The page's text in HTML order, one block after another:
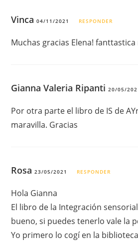
Vinca04/11/2021 RESPONDER
Muchas gracias Elena!
Gianna Valeria Ripanti20/05/
Por otra parte el libro de IS de
maravilla. Gracias
Rosa23/05/2021 RESPONDER
Hola Gianna
El libro de la Integración
bueno, si puedes tenerlo vale la
Yo primero lo cogí en la